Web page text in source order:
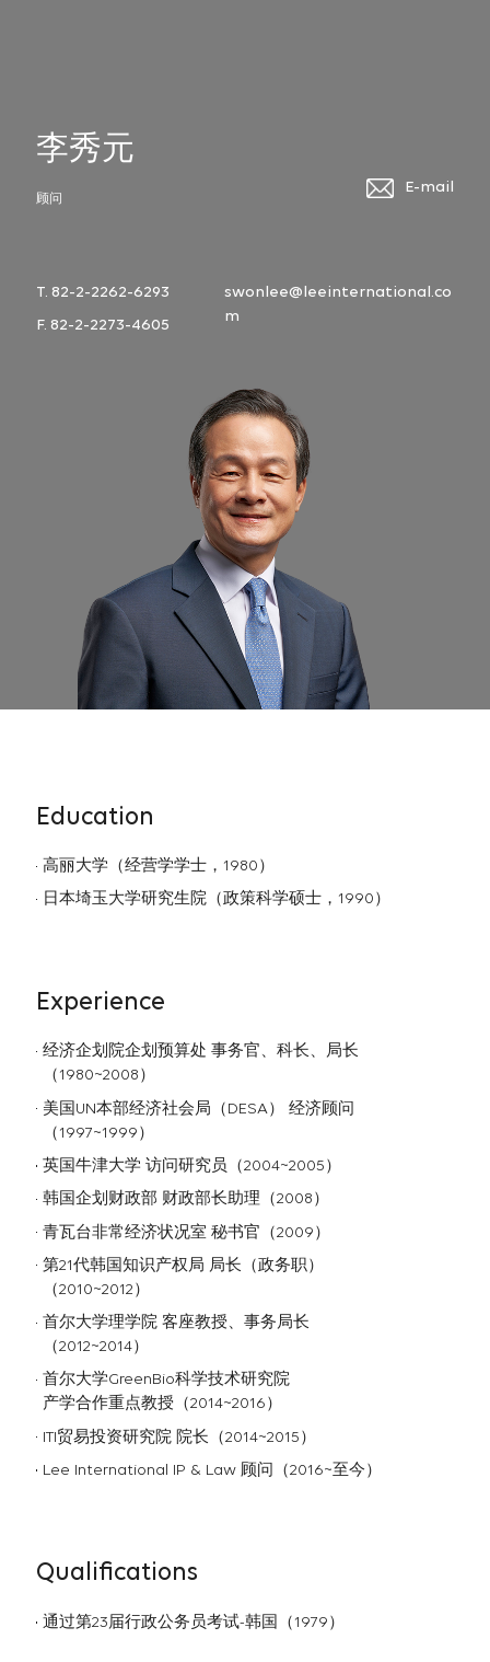
李秀元
顾问
T. 82-2-2262-6293
F. 82-2-2273-4605
swonlee@leeinternational.co
m
E-mail
Education
高丽大学（经营学学士，1980）
日本埼玉大学研究生院（政策科学硕士，1990）
Experience
经济企划院企划预算处 事务官、科长、局长
（1980~2008）
美国UN本部经济社会局（DESA） 经济顾问
（1997~1999）
英国牛津大学 访问研究员（2004~2005）
韩国企划财政部 财政部长助理（2008）
青瓦台非常经济状况室 秘书官（2009）
第21代韩国知识产权局 局长（政务职）
（2010~2012）
首尔大学理学院 客座教授、事务局长
（2012~2014）
首尔大学GreenBio科学技术研究院
产学合作重点教授（2014~2016）
ITI贸易投资研究院 院长（2014~2015）
Lee International IP & Law 顾问（2016~至今）
Qualifications
通过第23届行政公务员考试-韩国（1979）